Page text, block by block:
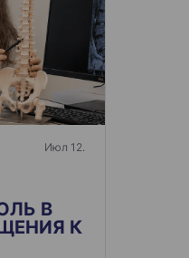
Июл 12.
В
К